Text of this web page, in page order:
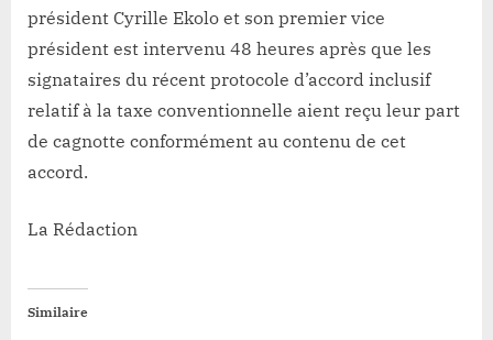
président Cyrille Ekolo et son premier vice
président est intervenu 48 heures après que les
signataires du récent protocole d’accord inclusif
relatif à la taxe conventionnelle aient reçu leur part
de cagnotte conformément au contenu de cet
accord.
La Rédaction
Similaire